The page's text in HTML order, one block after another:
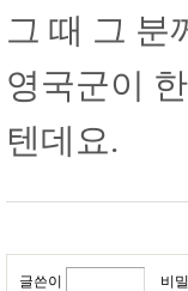
그 때 그 분
영국군이
텐데요.
글쓴이 비